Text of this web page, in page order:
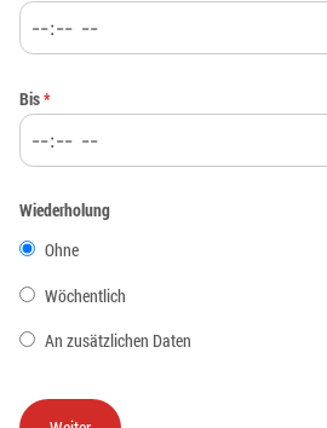
Bis*
Wiederholung
Ohne
Wöchentlich
An zusätzlichen Daten